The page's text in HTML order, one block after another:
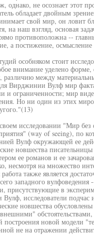
однако, не осознает этот
обладает двойным
свой мир, он ловит
на наш взгляд, основая
противоположна --
а постижение, осмысление
особняком стоит
внимание уделено
различию между
Вирджинии Вулф мир
и ограниченности; мир
Но ни один из этих
исследовании "Мир без
(way of seeing), по
Вулф окружающей ее
новшества
ее романов и ее
несмотря на множество
также является
западного вулфоведения
присутствующие в
исследователи подчас
новшества
построения новой модели
не на отражении